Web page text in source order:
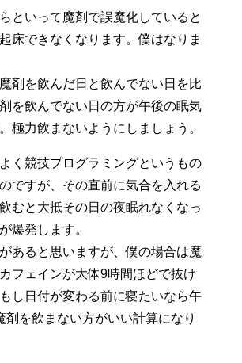
といって魔剤で誤魔化していると
床できなくなります。僕はなりま
剤を飲んだ日と飲んでない日を比
を飲んでない日の方が午後の眠気
極力飲まないようにしましょう。
く競技プログラミングというもの
ですが、その直前に気合を入れる
むと大抵その日の夜眠れなくなっ
爆発します。
あると思いますが、僕の場合は魔
フェインが大体9時間ほどで抜け
し日付が変わる前に寝たいなら午
剤を飲まない方がいい計算になり